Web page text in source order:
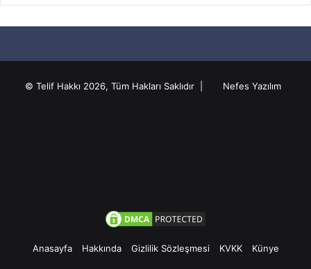
© Telif Hakkı 2026, Tüm Hakları Saklıdır | Nefes Yazılım
Anasayfa Hakkında Gizlilik Sözleşmesi KVKK Künye